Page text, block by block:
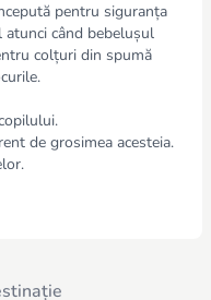
pentru siguranța
când bebelușul
colțuri din spumă
de grosimea acesteia.